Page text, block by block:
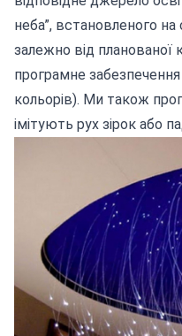
неба”, встановленого на
залежно від планованої
програмне
кольорів). Ми також
імітують рух зірок або